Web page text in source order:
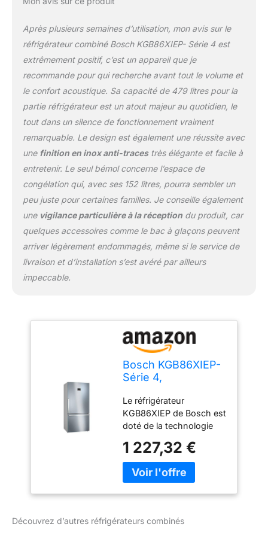
vos aliments. Livraison :
1x réfrigérateur combiné
2 porte 3 x casier à oeufs
- 1 x bac à glaçons
Après plusieurs semaines d’utilisation, mon avis sur le
réfrigérateur combiné Bosch KGB86XIEP- Série 4 est
extrêmement positif, c’est un appareil que je
recommande pour qui recherche avant tout le volume et
le confort acoustique. Sa capacité de 479 litres pour la
partie réfrigérateur est un atout majeur au quotidien, le
tout dans un silence de fonctionnement vraiment
remarquable. Le design est également une réussite avec
une finition en inox anti-tracestrès élégante et facile à
entretenir. Le seul bémol concerne l’espace de
congélation qui, avec ses 152 litres, pourra sembler un
peu juste pour certaines familles. Je conseille également
une vigilance particulière à la réceptiondu produit, car
quelques accessoires comme le bac à glaçons peuvent
arriver légèrement endommagés, même si le service de
livraison et d’installation s’est avéré par ailleurs
impeccable.
Bosch KGB86XIEP-
Série 4,
combiné pose-
libre,186 x 86 cm,
Inox anti trace de
doigts
Le réfrigérateur
KGB86XIEP de Bosch est
doté de la technologie
combiné maintient un
flux régulier d'air sec
partout dans votre
formation de givre.
1 227,32 €
Découvrez d’autres réfrigérateurs combinés